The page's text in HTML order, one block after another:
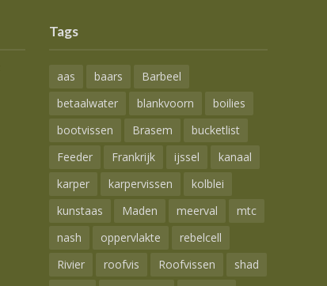
Tags
aas baars
Barbeel
betaalwater
blankvoorn
boilies
bootvissen
Brasem
bucketlist
Feeder
Frankrijk ijssel
kanaal
karper
karpervissen
kolblei
kunstaas
Maden meerval
mtc
nash
oppervlakte
rebelcell
Rivier
roofvis Roofvissen
shad